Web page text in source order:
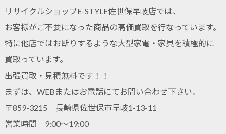
リサイクルショップE-STYLE佐世保早岐店では、
お客様がご不要になった商品の高価買取を行なっています。
特に他店ではお断りするような大型家電・家具を積極的に
買取っています。
出張買取・見積無料です！！
まずは、WEBまたはお電話にてお問い合わせ下さい。
〒859-3215 長崎県佐世保市早岐1-13-11
営業時間 9:00～19:00